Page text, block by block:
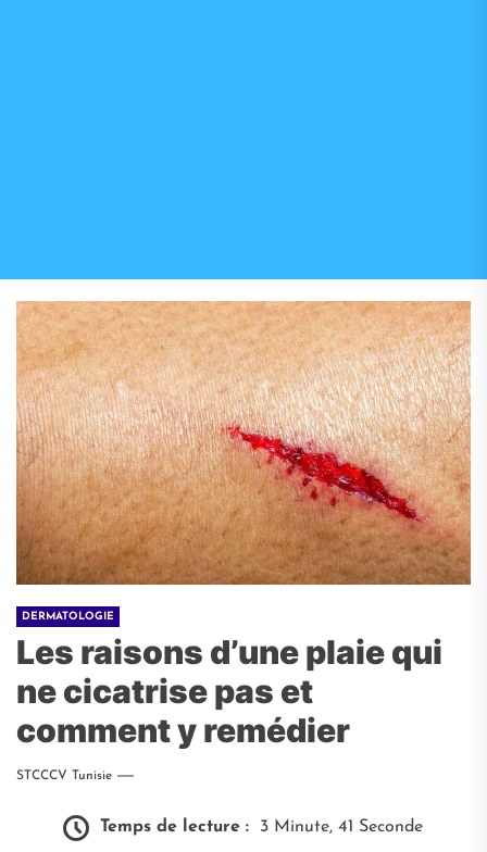
DERMATOLOGIE
Les raisons d’une plaie qui
ne cicatrise pas et
comment y remédier
STCCCV Tunisie
Temps de lecture : 3 Minute, 41 Seconde